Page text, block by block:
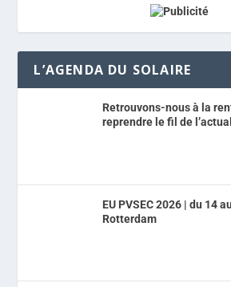
L’AGENDA DU SOLAIRE
Retrouvons-nous à la
reprendre le fil de
EU PVSEC 2026 | du 14
Rotterdam